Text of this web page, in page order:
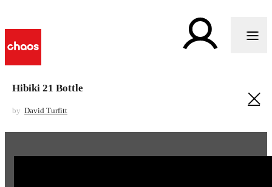
Hibiki 21 Bottle
by David Turfitt